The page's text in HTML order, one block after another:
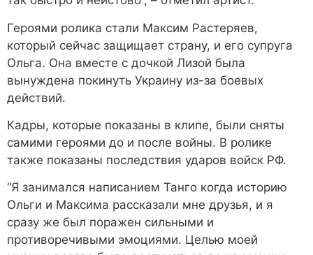
Героями ролика стали Максим Растеряев,
который сейчас защищает страну, и его супруга
Ольга. Она вместе с дочкой Лизой была
вынуждена покинуть Украину из-за боевых
действий.
Кадры, которые показаны в клипе, были сняты
самими героями до и после войны. В ролике
также показаны последствия ударов войск РФ.
“Я занимался написанием Танго когда историю
Ольги и Максима рассказали мне друзья, и я
сразу же был поражен сильными и
противоречивыми эмоциями. Целью моей